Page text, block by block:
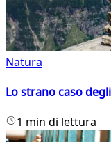
Natura
Lo strano caso
1 min di lettura